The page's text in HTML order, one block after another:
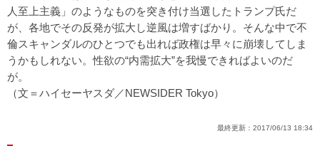
人至上主義」のようなものを突き付け当選したトランプ氏だ
が、各地でその反発が拡大し逆風は増すばかり。そんな中で不
倫スキャンダルのひとつでも出れば政権は早々に崩壊してしま
うかもしれない。性欲の“内需拡大”を我慢できればよいのだ
が。
（文＝ハイセーヤスダ／NEWSIDER Tokyo）
最終更新： 2017/06/13 18:34